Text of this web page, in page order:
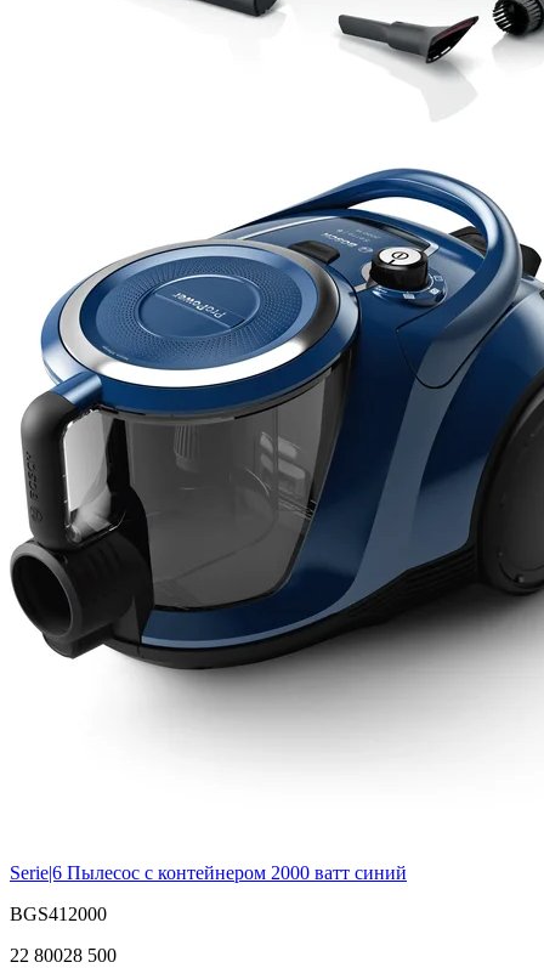
Serie|6 Пылесос с контейнером 2000 ватт синий
BGS412000
22 80028 500